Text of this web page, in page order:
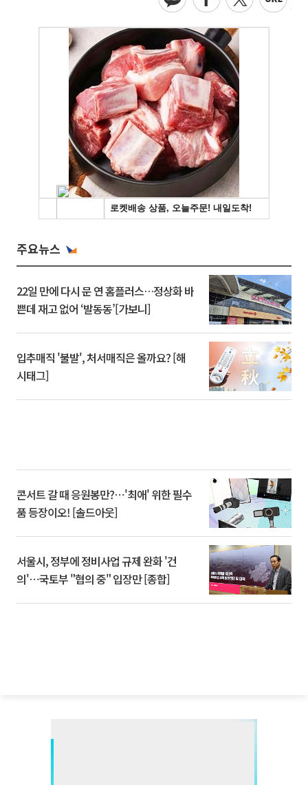
주요뉴스
22일 만에 다시 문 연 홈플러스…정상화 바
쁜데 재고 없어 ‘발동동’[가보니]
입추매직 '불발', 처서매직은 올까요? [해
시태그]
콘서트 갈 때 응원봉만?⋯'최애' 위한 필수
품 등장이오! [솔드아웃]
서울시, 정부에 정비사업 규제 완화 '건
의'⋯국토부 "협의 중" 입장만 [종합]